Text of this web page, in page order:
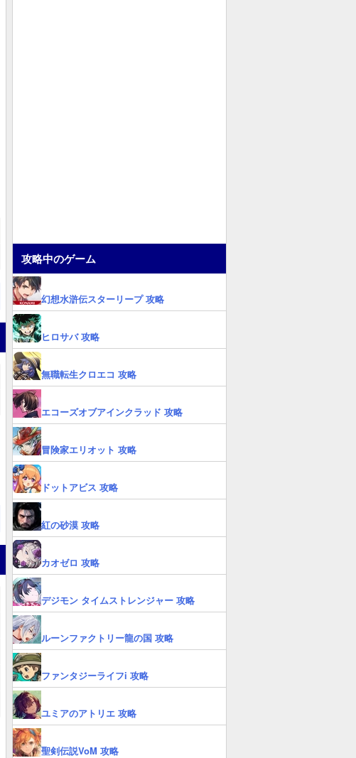
攻略中のゲーム
幻想水滸伝スターリープ 攻略
ヒロサバ 攻略
無職転生クロエコ 攻略
エコーズオブアインクラッド 攻略
冒険家エリオット 攻略
ドットアビス 攻略
紅の砂漠 攻略
カオゼロ 攻略
デジモン タイムストレンジャー 攻略
ルーンファクトリー龍の国 攻略
ファンタジーライフi 攻略
ユミアのアトリエ 攻略
聖剣伝説VoM 攻略